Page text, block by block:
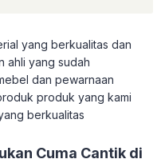
yang berkualitas dan
ahli yang sudah
dan pewarnaan
produk yang kami
berkualitas
Cuma Cantik di